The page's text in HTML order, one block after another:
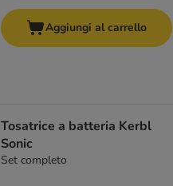
Aggiungi al carrello
Tosatrice a batteria Kerbl
Sonic
Set completo